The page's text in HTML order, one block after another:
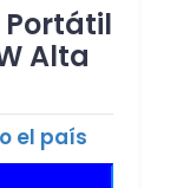
Alta
el país